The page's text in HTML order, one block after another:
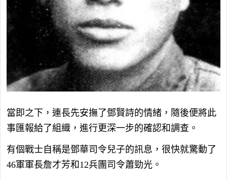
當即之下，連長先安撫了鄧賢詩的情緒，隨後便將此
事匯報給了組織，進行更深一步的確認和調查。
有個戰士自稱是鄧華司令兒子的訊息，很快就驚動了
46軍軍長詹才芳和12兵團司令蕭勁光。